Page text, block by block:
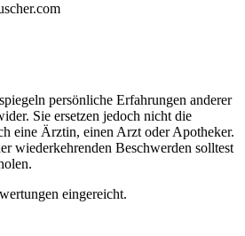
persönliche Erfahrungen anderer
Sie ersetzen jedoch nicht die
eine Ärztin, einen Arzt oder Apotheker.
wiederkehrenden Beschwerden solltest
eingereicht.